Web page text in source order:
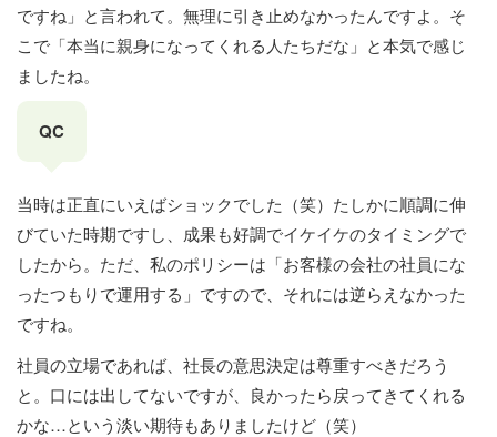
ですね」と言われて。無理に引き止めなかったんですよ。そ
こで「本当に親身になってくれる人たちだな」と本気で感じ
ましたね。
QC
当時は正直にいえばショックでした（笑）たしかに順調に伸
びていた時期ですし、成果も好調でイケイケのタイミングで
したから。ただ、私のポリシーは「お客様の会社の社員にな
ったつもりで運用する」ですので、それには逆らえなかった
ですね。
社員の立場であれば、社長の意思決定は尊重すべきだろう
と。口には出してないですが、良かったら戻ってきてくれる
かな…という淡い期待もありましたけど（笑）